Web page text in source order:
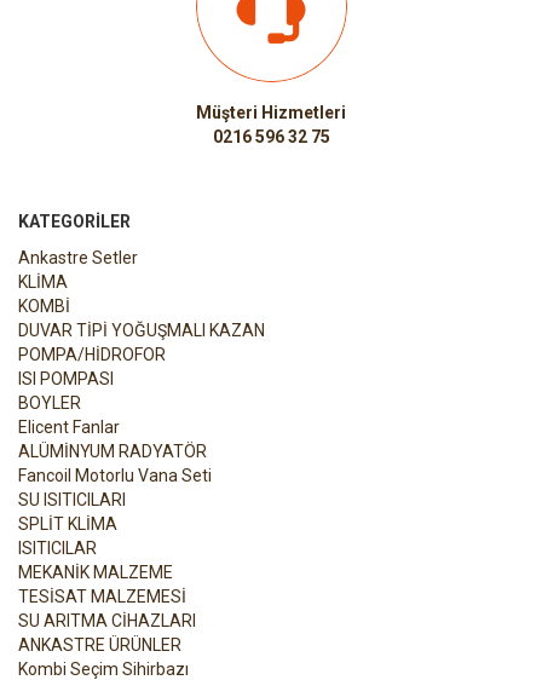
Müşteri Hizmetleri
0216 596 32 75
KATEGORILER
Ankastre Setler
KLİMA
KOMBİ
DUVAR TİPİ YOĞUŞMALI KAZAN
POMPA/HİDROFOR
ISI POMPASI
BOYLER
Elicent Fanlar
ALÜMİNYUM RADYATÖR
Fancoil Motorlu Vana Seti
SU ISITICILARI
SPLİT KLİMA
ISITICILAR
MEKANİK MALZEME
TESİSAT MALZEMESİ
SU ARITMA CİHAZLARI
ANKASTRE ÜRÜNLER
Kombi Seçim Sihirbazı